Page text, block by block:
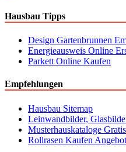
Hausbau Tipps
Design Gartenbrunnen
Energieausweis Online
Parkett Online Kaufen
Empfehlungen
Hausbau Sitemap
Leinwandbilder,
Musterhauskataloge Gratis
Rollrasen Kaufen